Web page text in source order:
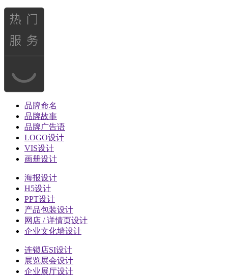
品牌命名
品牌故事
品牌广告语
LOGO设计
VIS设计
画册设计
海报设计
H5设计
PPT设计
产品包装设计
网店 / 详情页设计
企业文化墙设计
连锁店SI设计
展览展会设计
企业展厅设计